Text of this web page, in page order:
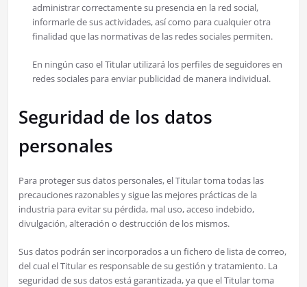
administrar correctamente su presencia en la red social,
informarle de sus actividades, así como para cualquier otra
finalidad que las normativas de las redes sociales permiten.
En ningún caso el Titular utilizará los perfiles de seguidores en
redes sociales para enviar publicidad de manera individual.
Seguridad de los datos
personales
Para proteger sus datos personales, el Titular toma todas las
precauciones razonables y sigue las mejores prácticas de la
industria para evitar su pérdida, mal uso, acceso indebido,
divulgación, alteración o destrucción de los mismos.
Sus datos podrán ser incorporados a un fichero de lista de correo,
del cual el Titular es responsable de su gestión y tratamiento. La
seguridad de sus datos está garantizada, ya que el Titular toma